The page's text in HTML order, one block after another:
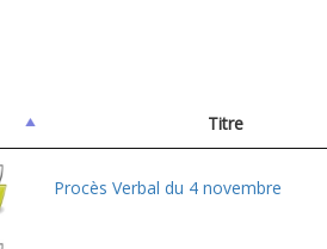
Titre
Procès Verbal du 4 novembre